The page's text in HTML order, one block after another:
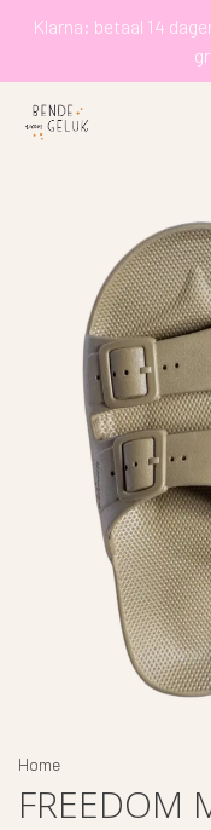
Klarna: betaal 14
Home
FREEDOM